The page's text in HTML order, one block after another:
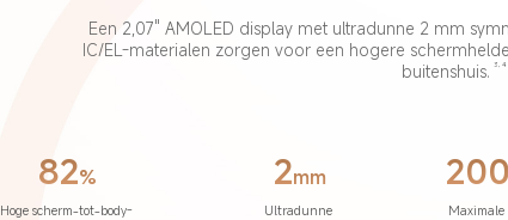
Een 2,07" AMOLED display met ultradunne 2 mm
IC/EL-materialen zorgen voor een hogere
buitenshuis. 3, 4
82%
Hoge scherm-tot-body-
2mm
Ultradunne
Maximale